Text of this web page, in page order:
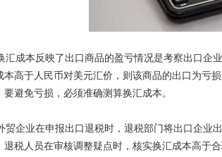
成本反映了出口商品的盈亏情况是考察出口企
本高于人民币对美元汇价，则该商品的出口为亏
要避免亏损，必须准确测算换汇成本。
企业在申报出口退税时，退税部门将出口企业
退税人员在审核调整疑点时，核实换汇成本高于